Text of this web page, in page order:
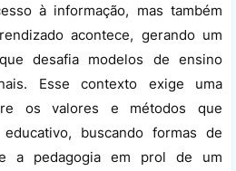
à informação, mas também
acontece, gerando um
desafia modelos de ensino
Esse contexto exige uma
os valores e métodos que
buscando formas de
a pedagogia em prol de um